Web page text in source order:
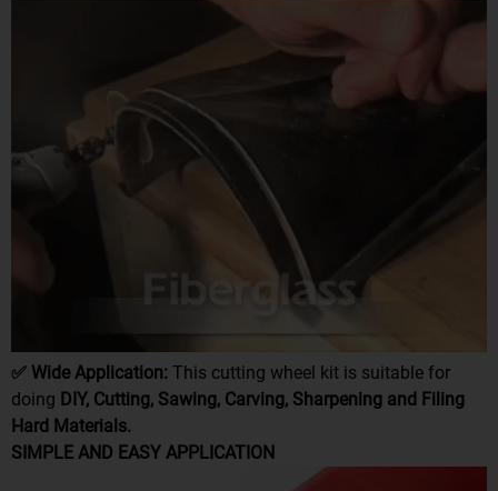
✅ Wide Application: This cutting wheel kit is suitable for
doing DIY, Cutting, Sawing, Carving, Sharpening and Filing
Hard Materials.
SIMPLE AND EASY APPLICATION